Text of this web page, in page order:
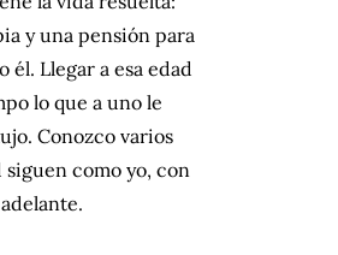
y una pensión para
él. Llegar a esa edad
lo que a uno le
Conozco varios
siguen como yo, con